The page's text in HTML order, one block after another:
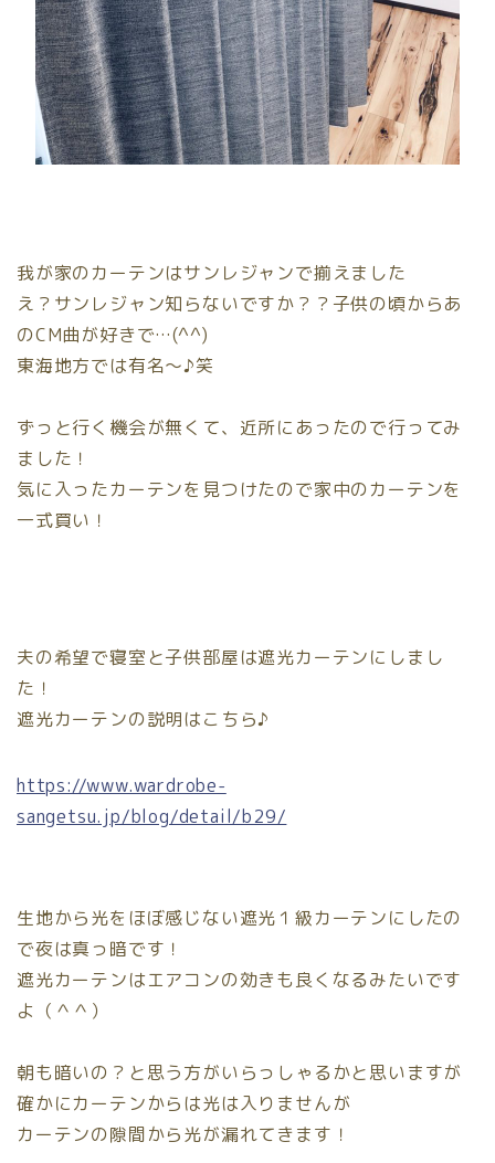
我が家のカーテンはサンレジャンで揃えました
え？サンレジャン知らないですか？？子供の頃からあ
のCM曲が好きで…(^^)
東海地方では有名〜♪笑
ずっと行く機会が無くて、近所にあったので行ってみ
ました！
気に入ったカーテンを見つけたので家中のカーテンを
一式買い！
夫の希望で寝室と子供部屋は遮光カーテンにしまし
た！
遮光カーテンの説明はこちら♪
https://www.wardrobe-
sangetsu.jp/blog/detail/b29/
生地から光をほぼ感じない遮光１級カーテンにしたの
で夜は真っ暗です！
遮光カーテンはエアコンの効きも良くなるみたいです
よ （＾＾）
朝も暗いの？と思う方がいらっしゃるかと思いますが
確かにカーテンからは光は入りませんが
カーテンの隙間から光が漏れてきます！